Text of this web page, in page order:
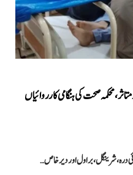
سے زائد افراد متاثر، محکمہ صحت کی ہنگامی کارروائیاں
درہ، شرینگل، براول اور دیر خاص…